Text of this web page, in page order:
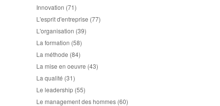
Innovation (71)
L'esprit d'entreprise (77)
L'organisation (39)
La formation (58)
La méthode (84)
La mise en oeuvre (43)
La qualité (31)
Le leadership (55)
Le management des hommes (60)